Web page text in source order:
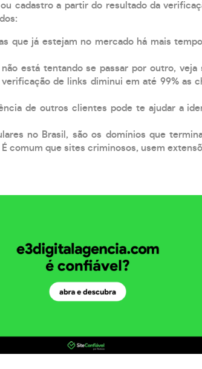
cadastro a partir do resultado da
que já estejam no mercado há mais
está tentando se passar por outro, veja
de links diminui em até 99% as
de outros clientes pode te ajudar a
no Brasil, são os domínios que
comum que sites criminosos, usem